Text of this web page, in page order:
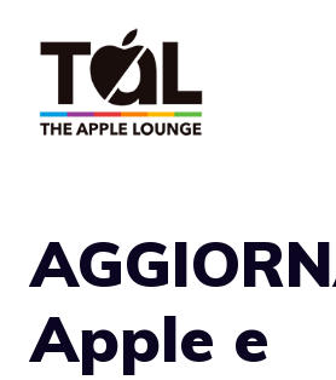
contenuto
Apple e